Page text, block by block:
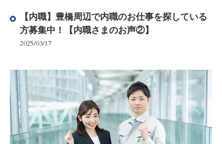
【内職】豊橋周辺で内職のお仕事を探している
方募集中！【内職さまのお声②】
2025/03/17